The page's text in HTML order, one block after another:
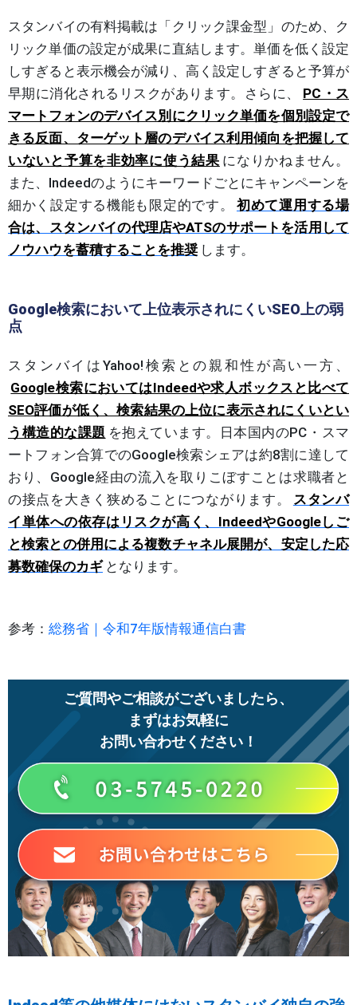
スタンバイの有料掲載は「クリック課金型」のため、ク
リック単価の設定が成果に直結します。単価を低く設定
しすぎると表示機会が減り、高く設定しすぎると予算が
早期に消化されるリスクがあります。さらに、
PC・ス
マートフォンのデバイス別にクリック単価を個別設定で
きる反面、ターゲット層のデバイス利用傾向を把握して
いないと予算を非効率に使う結果 になりかねません。
また、Indeedのようにキーワードごとにキャンペーンを
細かく設定する機能も限定的です。
初めて運用する場
合は、スタンバイの代理店やATSのサポートを活用して
ノウハウを蓄積することを推奨 します。
Google検索において上位表示されにくいSEO上の弱
点
スタンバイはYahoo!検索との親和性が高い一方、
Google検索においてはIndeedや求人ボックスと比べて
SEO評価が低く、検索結果の上位に表示されにくいとい
う構造的な課題 を抱えています。日本国内のPC・スマ
ートフォン合算でのGoogle検索シェアは約8割に達して
おり、Google経由の流入を取りこぼすことは求職者と
の接点を大きく狭めることにつながります。
スタンバ
イ単体への依存はリスクが高く、IndeedやGoogleしご
と検索との併用による複数チャネル展開が、安定した応
募数確保のカギ となります。
参考： 総務省｜令和7年版情報通信白書
ご質問やご相談がございましたら、
まずはお気軽に
お問い合わせください！